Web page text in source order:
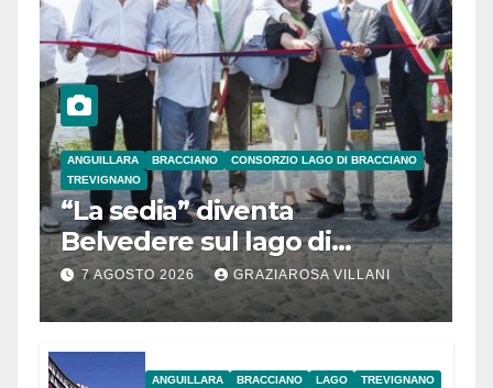
ANGUILLARA BRACCIANO
CONSORZIO LAGO DI BRACCIANO
TREVIGNANO
“La sedia” diventa
Belvedere sul lago di
Bracciano: ieri
l’inaugurazione
7 AGOSTO 2026 GRAZIAROSA VILLANI
ANGUILLARA BRACCIANO LAGO TREVIGNANO